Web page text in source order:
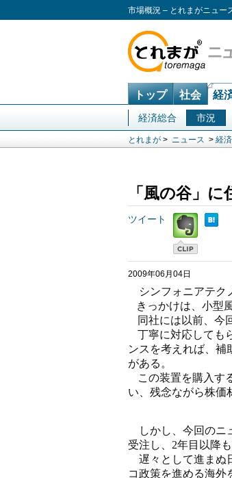
市場概況 – とれまがニュー
トップ 社会 経
経済総合 市況
とれまが > ニュース > 経
「風の谷」
ツイート
2009年06月04日
シンフォニアテク
きっかけは、小型
同社には以前、今
丁寧に対応しても
ンスを考えれば、補
がある。
この装置を購入す
い、残念ながら株価
しかし、今回のニ
受注し、2年目以降
遅々として進まぬ
コ政策を進める海外